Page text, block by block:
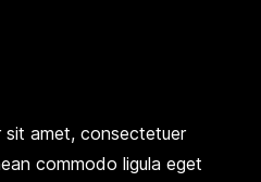
sit amet, consectetuer
commodo ligula eget